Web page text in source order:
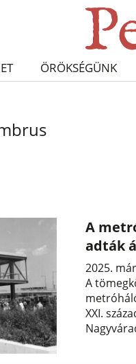
ÖRÖKSÉGÜNK
A
adták
2025.
A
XXI.